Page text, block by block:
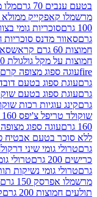
מלו מרשמלו
ממולא 100 גרם
גומי בצורת עין כ50 יחידות 500 גרם
סוכריות חמוצות מאוד 60
סאוור מדנס
גולגולת 90 גרם
מצופה קרם וניל 300 גרם
בטעם דובדבן 250 גרם
בטעם שוקולד 250 גרם
רכות שוקולד מריר צ'יפס 160
160 גרם
קינג
ספוג מצופה קרם קקאו 300 גרם
אבטיח פטל בקבוקון 67
שיני דרקולה 150 גרם
טרולי גומי פירות ים 175 גרם
נשיקות תות 200 גרם
גרם
טרולי מרשמלו
גרם